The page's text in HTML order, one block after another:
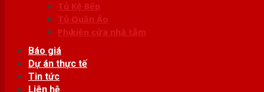
Tủ Kệ Bếp
Tủ Quần Áo
Phụ kiện cửa nhà tắm
Báo giá
Dự án thực tế
Tin tức
Liên hệ